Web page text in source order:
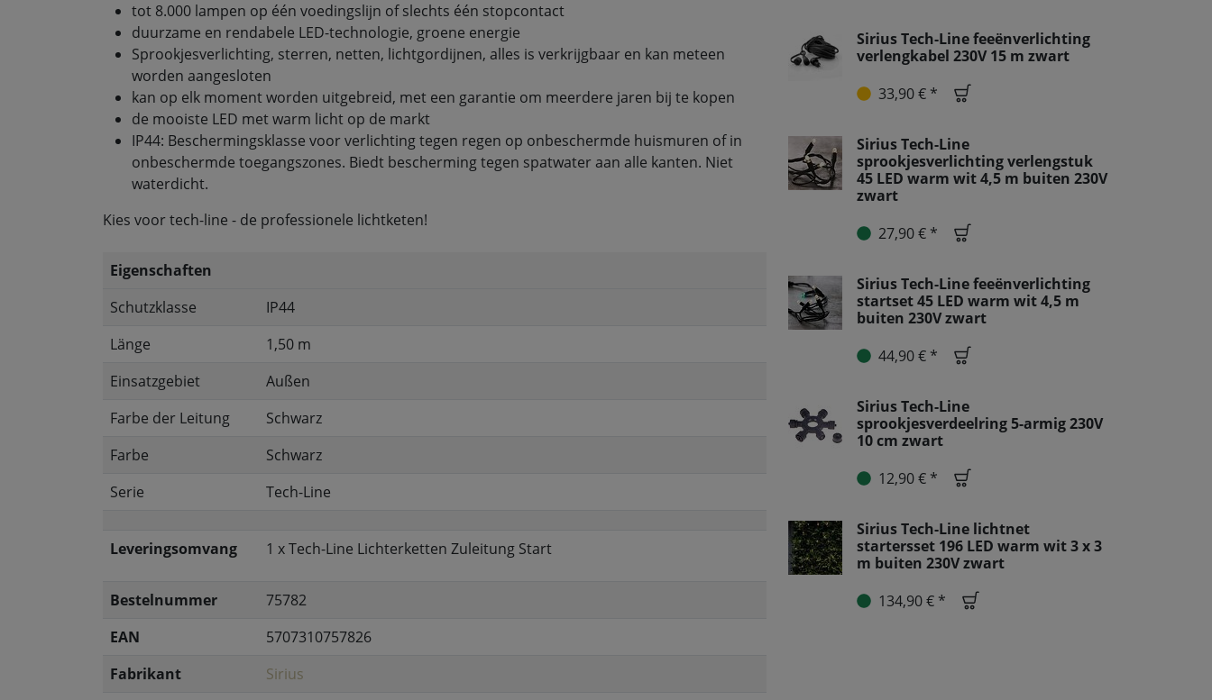
tot 8.000 lampen op één voedingslijn of slechts één stopcontact
duurzame en rendabele LED-technologie, groene energie
Sprookjesverlichting, sterren, netten, lichtgordijnen, alles is verkrijgbaar en kan meteen
worden aangesloten
kan op elk moment worden uitgebreid, met een garantie om meerdere jaren bij te kopen
de mooiste LED met warm licht op de markt
IP44: Beschermingsklasse voor verlichting tegen regen op onbeschermde huismuren of in
onbeschermde toegangszones. Biedt bescherming tegen spatwater aan alle kanten. Niet
waterdicht.
Kies voor tech-line - de professionele lichtketen!
Eigenschaften
Schutzklasse
IP44
Länge
1,50 m
Einsatzgebiet
Außen
Farbe der Leitung
Schwarz
Farbe
Schwarz
Serie
Tech-Line
Leveringsomvang 1 x Tech-Line Lichterketten Zuleitung Start
Bestelnummer
75782
EAN
5707310757826
Fabrikant
Sirius
Sirius Tech-Line feeënverlichting
verlengkabel 230V 15 m zwart
33,90 € *
Sirius Tech-Line
sprookjesverlichting verlengstuk
45 LED warm wit 4,5 m buiten 230V
zwart
27,90 € *
Sirius Tech-Line feeënverlichting
startset 45 LED warm wit 4,5 m
buiten 230V zwart
44,90 € *
Sirius Tech-Line
sprookjesverdeelring 5-armig 230V
10 cm zwart
12,90 € *
Sirius Tech-Line lichtnet
startersset 196 LED warm wit 3 x 3
m buiten 230V zwart
134,90 € *